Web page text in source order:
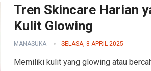
Tren Skincare Harian
Kulit Glowing
MANASUKA SELASA, 8 APRIL 2025
Memiliki kulit yang glowing atau